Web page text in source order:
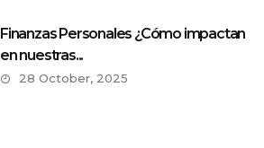
Finanzas Personales ¿Cómo impactan
en nuestras...
28 October, 2025